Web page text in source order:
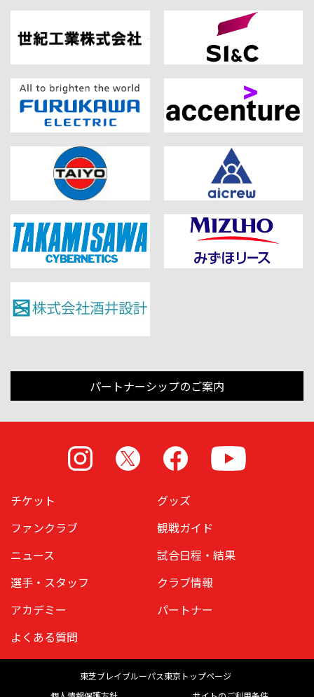
パートナーシップのご案内
Instagram Facebook
チケット
グッズ
ファンクラブ
観戦ガイド
ニュース
試合日程・結果
選手・スタッフ
クラブ情報
アカデミー
パートナー
よくある質問
東芝ブレイブルーパス東京トップページ